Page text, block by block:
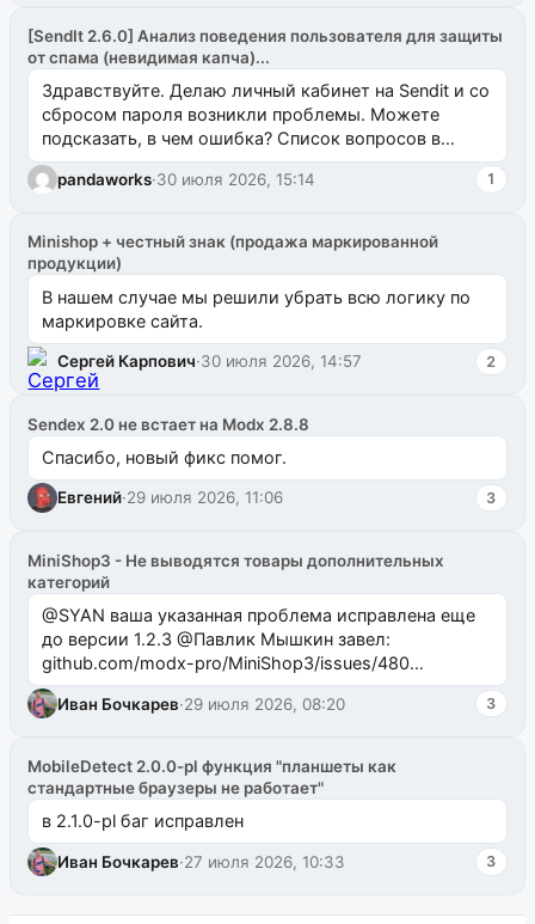
[SendIt 2.6.0] Анализ поведения пользователя для защиты
от спама (невидимая капча)...
Здравствуйте. Делаю личный кабинет на Sendit и со
сбросом пароля возникли проблемы. Можете
подсказать, в чем ошибка? Список вопросов в
одноименном разделе на modx.pro пока пуст, и,...
pandaworks·30 июля 2026, 15:14 1
Minishop + честный знак (продажа маркированной
продукции)
В нашем случае мы решили убрать всю логику по
маркировке сайта.
Сергей Карпович·30 июля 2026, 14:57 2
Sendex 2.0 не встает на Modx 2.8.8
Спасибо, новый фикс помог.
Евгений·29 июля 2026, 11:06 3
MiniShop3 - Не выводятся товары дополнительных
категорий
@SYAN ваша указанная проблема исправлена еще
до версии 1.2.3 @Павлик Мышкин завел:
github.com/modx-pro/MiniShop3/issues/480
github.com/modx-pro/MiniShop3/issues/481Исправим
в б...
Иван Бочкарев·29 июля 2026, 08:20 3
MobileDetect 2.0.0-pl функция "планшеты как
стандартные браузеры не работает"
в 2.1.0-pl баг исправлен
Иван Бочкарев·27 июля 2026, 10:33 3